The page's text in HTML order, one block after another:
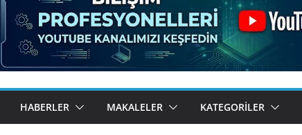
HABERLER MAKALELER KATEGORILER